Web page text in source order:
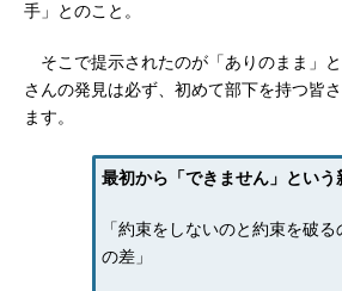
手」とのこと。
そこで提示されたのが「ありのまま」
さんの発見は必ず、初めて部下を持つ皆
ます。
最初から「できません」という
「約束をしないのと約束を破
の差」